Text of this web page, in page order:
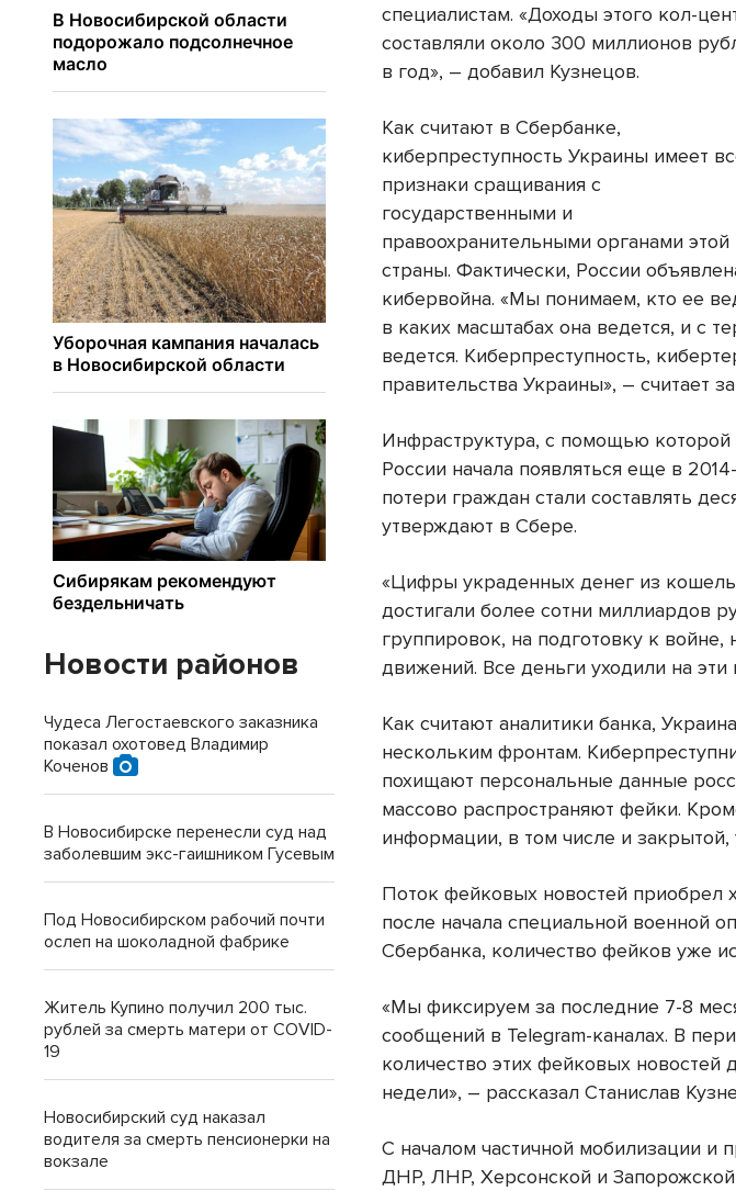
специалистам. «Доходы этого кол-
составляли около 300 миллионов
в год», – добавил Кузнецов.
Как считают в Сбербанке,
киберпреступность Украины имеет
признаки сращивания с
государственными и
правоохранительными органами этой
страны. Фактически, России
кибервойна. «Мы понимаем, кто ее
в каких масштабах она ведется, и с
ведется. Киберпреступность,
правительства Украины», – считает
Инфраструктура, с помощью которой
России начала появляться еще в
потери граждан стали составлять
утверждают в Сбере.
«Цифры украденных денег из
достигали более сотни миллиардов
группировок, на подготовку к
движений. Все деньги уходили на
Как считают аналитики банка,
нескольким фронтам.
похищают персональные данные
массово распространяют фейки.
информации, в том числе и
Поток фейковых новостей приобрел
после начала специальной военной
Сбербанка, количество фейков уже
«Мы фиксируем за последние 7-8
сообщений в Telegram-каналах. В
количество этих фейковых
недели», – рассказал Станислав
С началом частичной мобилизации и
ДНР, ЛНР, Херсонской и
Новости районов
Чудеса Легостаевского заказника
показал охотовед Владимир
Коченов
В Новосибирске перенесли суд над
заболевшим экс-гаишником Гусевым
Под Новосибирском рабочий почти
ослеп на шоколадной фабрике
Житель Купино получил 200 тыс.
рублей за смерть матери от COVID-
19
Новосибирский суд наказал
водителя за смерть пенсионерки на
вокзале